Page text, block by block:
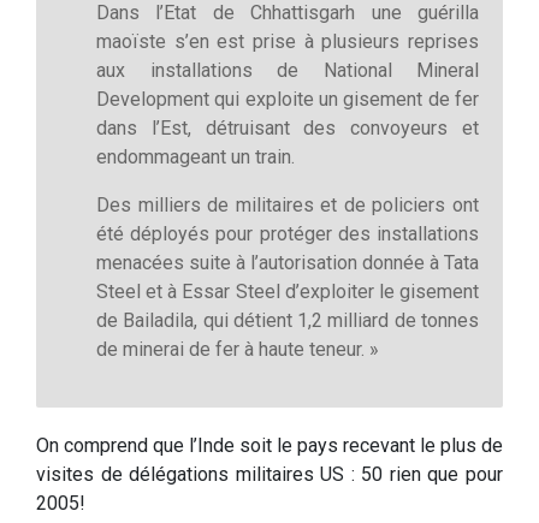
Dans l’Etat de Chhattisgarh une guérilla
maoïste s’en est prise à plusieurs reprises
aux installations de National Mineral
Development qui exploite un gisement de fer
dans l’Est, détruisant des convoyeurs et
endommageant un train.
Des milliers de militaires et de policiers ont
été déployés pour protéger des installations
menacées suite à l’autorisation donnée à Tata
Steel et à Essar Steel d’exploiter le gisement
de Bailadila, qui détient 1,2 milliard de tonnes
de minerai de fer à haute teneur. »
On comprend que l’Inde soit le pays recevant le plus de
visites de délégations militaires US : 50 rien que pour
2005!